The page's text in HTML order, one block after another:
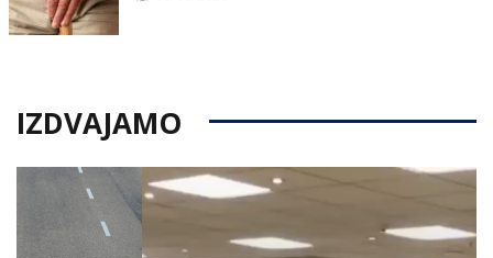
IZDVAJAMO